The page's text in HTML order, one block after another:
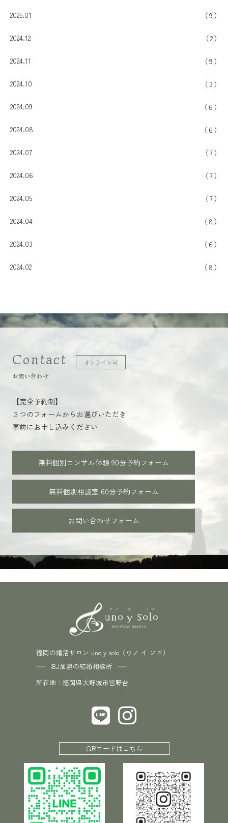
2025.01 9
2024.12 2
2024.11 9
2024.10 3
2024.09 6
2024.08 6
2024.07 7
2024.06 7
2024.05 7
2024.04 8
2024.03 6
2024.02 8
オンライン可
Contact
お問い合わせ
【完全予約制】
３つのフォームからお選びいただき
事前にお申し込みください
無料個別コンサル体験 90分予約フォーム
無料個別相談室 60分予約フォーム
お問い合わせフォーム
福岡の婚活サロン uno y solo（ウノ イ ソロ）
IBJ加盟の結婚相談所
所在地：福岡県大野城市宮野台
QRコードはこちら